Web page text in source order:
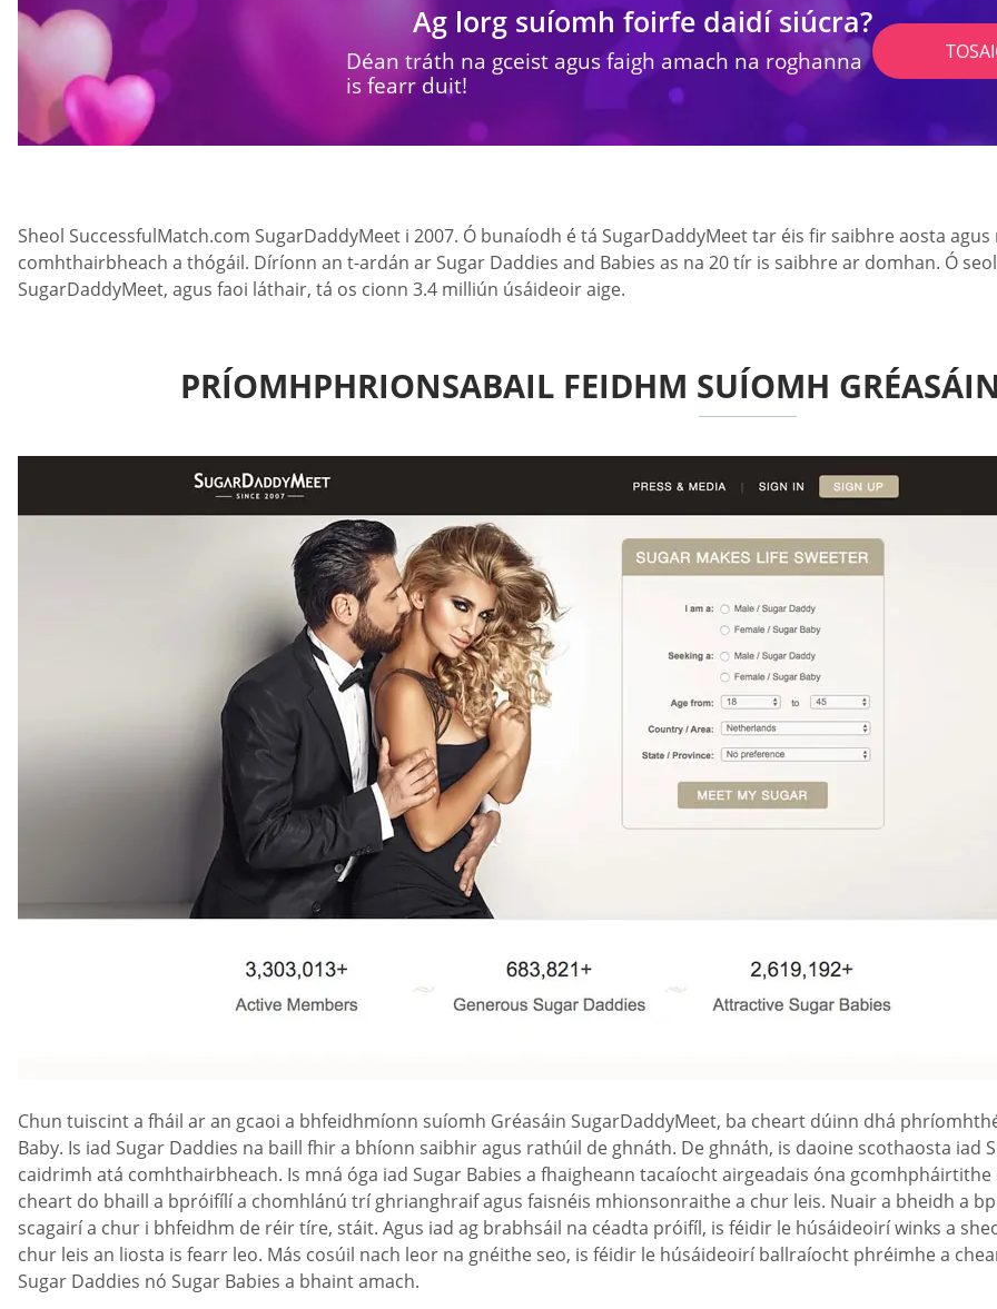
Ag lorg suíomh foirfe daidí siúcra?
Déan tráth na gceist agus faigh amach na roghanna
is fearr duit!
Sheol SuccessfulMatch.com SugarDaddyMeet i 2007. Ó bunaíodh é tá SugarDaddyMeet tar éis fir saibhre aosta
comhthairbheach a thógáil. Díríonn an t-ardán ar Sugar Daddies and Babies as na 20 tír is saibhre ar domhan. Ó
SugarDaddyMeet, agus faoi láthair, tá os cionn 3.4 milliún úsáideoir aige.
PRÍOMHPHRIONSABAIL FEIDHM SUÍOMH
Chun tuiscint a fháil ar an gcaoi a bhfeidhmíonn suíomh Gréasáin SugarDaddyMeet, ba cheart dúinn dhá
Baby. Is iad Sugar Daddies na baill fhir a bhíonn saibhir agus rathúil de ghnáth. De ghnáth, is daoine scothaosta iad
caidrimh atá comhthairbheach. Is mná óga iad Sugar Babies a fhaigheann tacaíocht airgeadais óna
cheart do bhaill a bpróifílí a chomhlánú trí ghrianghraif agus faisnéis mhionsonraithe a chur leis. Nuair a bheidh a
scagairí a chur i bhfeidhm de réir tíre, stáit. Agus iad ag brabhsáil na céadta próifíl, is féidir le húsáideoirí winks a
chur leis an liosta is fearr leo. Más cosúil nach leor na gnéithe seo, is féidir le húsáideoirí ballraíocht phréimhe a
Sugar Daddies nó Sugar Babies a bhaint amach.